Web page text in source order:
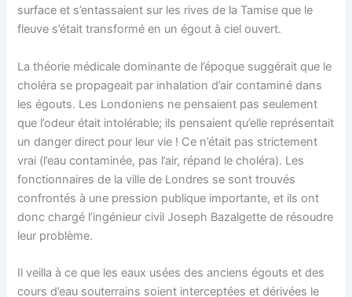
surface et s’entassaient sur les rives de la Tamise que le
fleuve s’était transformé en un égout à ciel ouvert.
La théorie médicale dominante de l’époque suggérait que le
choléra se propageait par inhalation d’air contaminé dans
les égouts. Les Londoniens ne pensaient pas seulement
que l’odeur était intolérable; ils pensaient qu’elle représentait
un danger direct pour leur vie ! Ce n’était pas strictement
vrai (l’eau contaminée, pas l’air, répand le choléra). Les
fonctionnaires de la ville de Londres se sont trouvés
confrontés à une pression publique importante, et ils ont
donc chargé l’ingénieur civil Joseph Bazalgette de résoudre
leur problème.
Il veilla à ce que les eaux usées des anciens égouts et des
cours d’eau souterrains soient interceptées et dérivées le